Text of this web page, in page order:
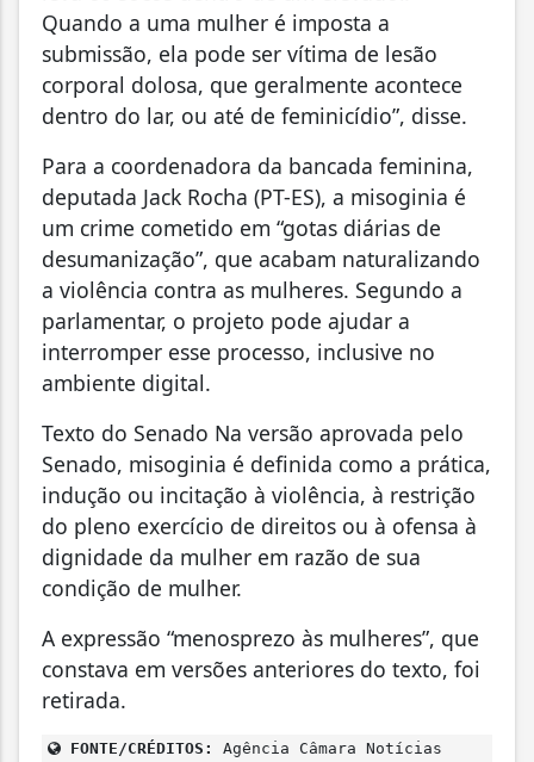
Quando a uma mulher é imposta a
submissão, ela pode ser vítima de lesão
corporal dolosa, que geralmente acontece
dentro do lar, ou até de feminicídio”, disse.
Para a coordenadora da bancada feminina,
deputada Jack Rocha (PT-ES), a misoginia é
um crime cometido em “gotas diárias de
desumanização”, que acabam naturalizando
a violência contra as mulheres. Segundo a
parlamentar, o projeto pode ajudar a
interromper esse processo, inclusive no
ambiente digital.
Texto do Senado Na versão aprovada pelo
Senado, misoginia é definida como a prática,
indução ou incitação à violência, à restrição
do pleno exercício de direitos ou à ofensa à
dignidade da mulher em razão de sua
condição de mulher.
A expressão “menosprezo às mulheres”, que
constava em versões anteriores do texto, foi
retirada.
FONTE/CRÉDITOS: Agência Câmara Notícias